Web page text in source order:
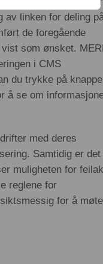
av linken for deling
de foregående
som ønsket.
i CMS
du trykke på
å se om
med deres
Samtidig er det
muligheten for
reglene for
for å møte